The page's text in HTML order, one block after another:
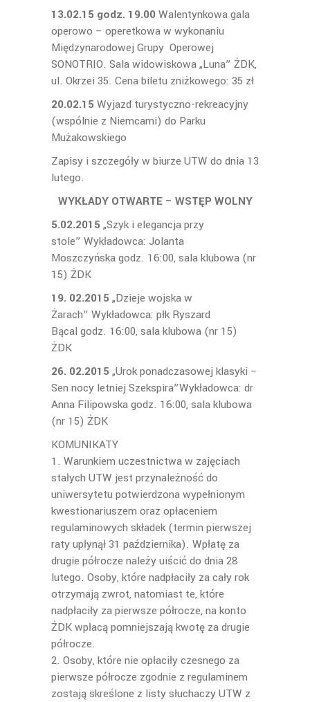
13.02.15 godz. 19.00Walentynkowa gala
operowo – operetkowa w wykonaniu
Międzynarodowej Grupy Operowej
SONOTRIO. Sala widowiskowa „Luna” ŻDK,
ul. Okrzei 35. Cena biletu zniżkowego: 35 zł
20.02.15 Wyjazd turystyczno-rekreacyjny
(wspólnie z Niemcami) do Parku
Mużakowskiego
Zapisy i szczegóły w biurze UTW do dnia 13
lutego.
WYKŁADY OTWARTE – WSTĘP WOLNY
5.02.2015 „Szyk i elegancja przy
stole” Wykładowca: Jolanta
Moszczyńska godz. 16:00, sala klubowa (nr
15) ŻDK
19. 02.2015 „Dzieje wojska w
Żarach” Wykładowca: płk Ryszard
Bącal godz. 16:00, sala klubowa (nr 15)
ŻDK
26. 02.2015 „Urok ponadczasowej klasyki –
Sen nocy letniej Szekspira”Wykładowca: dr
Anna Filipowska godz. 16:00, sala klubowa
(nr 15) ŻDK
KOMUNIKATY
1. Warunkiem uczestnictwa w zajęciach
stałych UTW jest przynależność do
uniwersytetu potwierdzona wypełnionym
kwestionariuszem oraz opłaceniem
regulaminowych składek (termin pierwszej
raty upłynął 31 października). Wpłatę za
drugie półrocze należy uiścić do dnia 28
lutego. Osoby, które nadpłaciły za cały rok
otrzymają zwrot, natomiast te, które
nadpłaciły za pierwsze półrocze, na konto
ŻDK wpłacą pomniejszają kwotę za drugie
półrocze.
2. Osoby, które nie opłaciły czesnego za
pierwsze półrocze zgodnie z regulaminem
zostają skreślone z listy słuchaczy UTW z